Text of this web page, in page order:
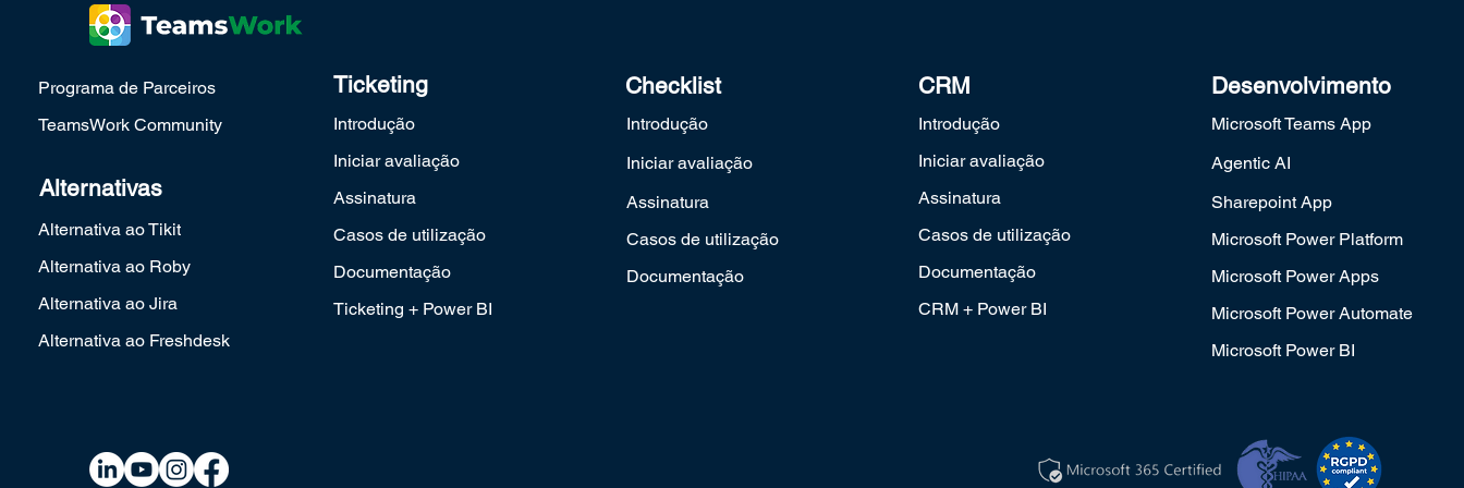
Programa de Parceiros
TeamsWork Community
Alternativas
Alternativa ao Tikit
Alternativa ao Roby
Alternativa ao Jira
Alternativa ao Freshdesk
Ticketing
Introdução
Iniciar avaliação
Assinatura
Casos de utilização
Documentação
Ticketing + Power BI
Checklist
Introdução
Iniciar avaliação
Assinatura
Casos de utilização
Documentação
CRM
Introdução
Iniciar avaliação
Assinatura
Casos de utilização
Documentação
CRM + Power BI
Desenvolvimento
Microsoft Teams App
Agentic AI
Sharepoint App
Microsoft Power Platform
Microsoft Power Apps
Microsoft Power Automate
Microsoft Power BI